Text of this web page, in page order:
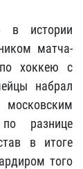
в истории
матча-
хоккею с
набрал
разнице
в итоге
того